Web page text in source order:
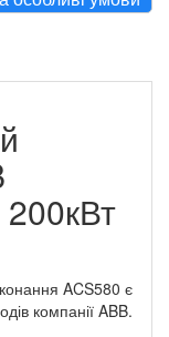
ACS580 є
компанії ABB.